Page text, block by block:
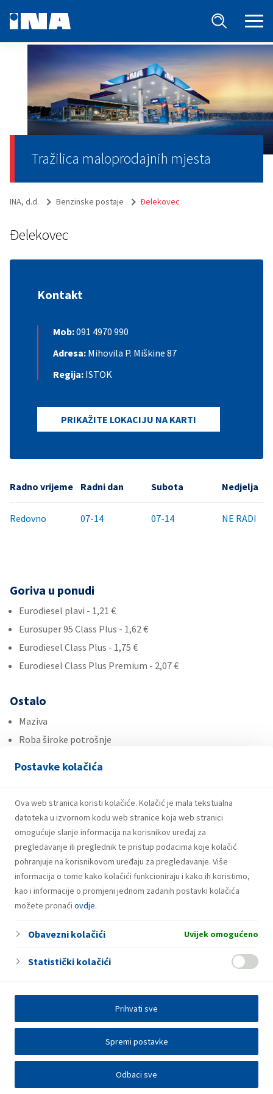
Postavke kolačića
Ova web stranica koristi kolačiće. Kolačić je mala tekstualna
datoteka u izvornom kodu web stranice koja web stranici
omogućuje slanje informacija na korisnikov uređaj za
pregledavanje ili preglednik te pristup podacima koje kolačić
pohranjuje na korisnikovom uređaju za pregledavanje. Više
informacija o tome kako kolačići funkcioniraju i kako ih koristimo,
kao i informacije o promjeni jednom zadanih postavki kolačića
možete pronaći ovdje.
Obavezni kolačići Uvijek omogućeno
Statistički kolačići
Odbaci sve
Spremi postavke
Prihvati sve
Tražilica maloprodajnih mjesta
INA, d.d. Benzinske postaje Đelekovec
Đelekovec
Kontakt
Mob:091 4970 990
Adresa: Mihovila P. Miškine 87
Regija: ISTOK
PRIKAŽITE LOKACIJU NA KARTI
Radno vrijeme Radni dan Subota Nedjelja
Redovno 07-14 07-14 NE RADI
Goriva u ponudi
Eurodiesel plavi - 1,21 €
Eurosuper 95 Class Plus - 1,62 €
Eurodiesel Class Plus - 1,75 €
Eurodiesel Class Plus Premium - 2,07 €
Ostalo
Maziva
Roba široke potrošnje
Plin u bocama